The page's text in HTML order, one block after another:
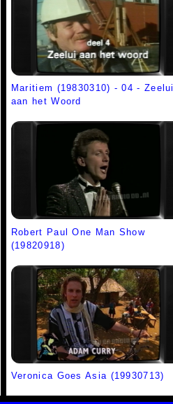
Maritiem (19830310) - 04 - Zeelui
aan het Woord
Robert Paul One Man Show
(19820918)
Veronica Goes Asia (19930713)